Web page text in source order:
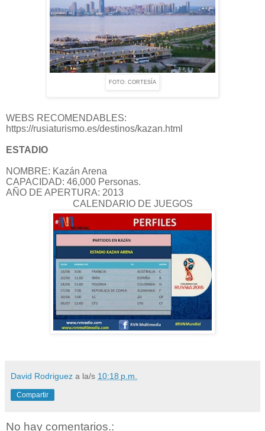
FOTO: CORTESÍA
WEBS RECOMENDABLES:
https://rusiaturismo.es/destinos/kazan.html
ESTADIO
NOMBRE: Kazán Arena
CAPACIDAD: 46,000 Personas.
AÑO DE APERTURA: 2013
CALENDARIO DE JUEGOS
David Rodriguez a la/s 10:18 p.m.
Compartir
No hay comentarios.: